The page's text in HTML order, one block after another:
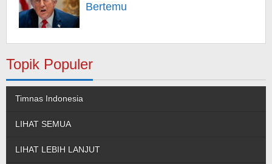
Bertemu
Topik Populer
Timnas Indonesia
LIHAT SEMUA
LIHAT LEBIH LANJUT